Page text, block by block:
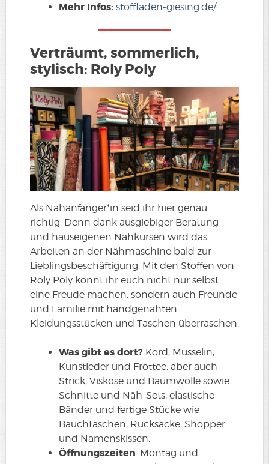
Mehr Infos: stoffladen-giesing.de/
Verträumt, sommerlich,
stylisch: Roly Poly
Als Nähanfänger*in seid ihr hier genau
richtig. Denn dank ausgiebiger Beratung
und hauseigenen Nähkursen wird das
Arbeiten an der Nähmaschine bald zur
Lieblingsbeschäftigung. Mit den Stoffen von
Roly Poly könnt ihr euch nicht nur selbst
eine Freude machen, sondern auch Freunde
und Familie mit handgenähten
Kleidungsstücken und Taschen überraschen.
Was gibt es dort? Kord, Musselin,
Kunstleder und Frottee, aber auch
Strick, Viskose und Baumwolle sowie
Schnitte und Näh-Sets, elastische
Bänder und fertige Stücke wie
Bauchtaschen, Rucksäcke, Shopper
und Namenskissen.
Öffnungszeiten: Montag und